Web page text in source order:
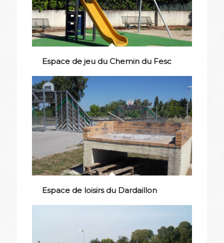
Espace de jeu du Chemin du Fesc
Espace de loisirs du Dardaillon